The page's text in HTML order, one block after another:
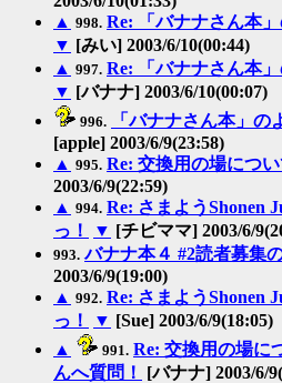
▲ 998. Re: 「バナナさん本
▼ [みい] 2003/6/10(00:44)
▲ 997. Re: 「バナナさん本
▼ [バナナ] 2003/6/10(00:07)
996. 「バナナさん本」
[apple] 2003/6/9(23:58)
▲ 995. Re: 交換用の場につ
2003/6/9(22:59)
▲ 994. Re: さまようShonen
っ！
▼ [チビママ] 2003/6/
993. バナナ本４ #2読者募集
2003/6/9(19:00)
▲ 992. Re: さまようShonen
っ！
▼ [Sue] 2003/6/9(18:05)
▲
991. Re: 交換用の場
んへ質問！
[バナナ] 2003/6/